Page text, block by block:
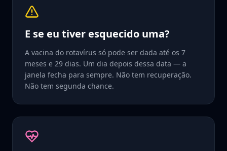
E se eu tiver esquecido uma?
A vacina do rotavírus só pode ser dada até os 7
meses e 29 dias. Um dia depois dessa data — a
janela fecha para sempre. Não tem recuperação.
Não tem segunda chance.